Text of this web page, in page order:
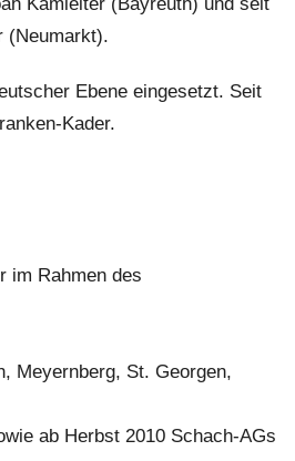
(Neumarkt).
Ebene eingesetzt. Seit
Kader.
im Rahmen des
Meyernberg, St. Georgen,
ab Herbst 2010 Schach-AGs